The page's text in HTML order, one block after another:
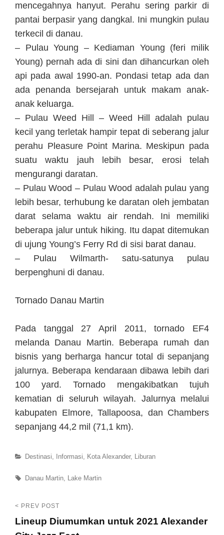
mencegahnya hanyut. Perahu sering parkir di
pantai berpasir yang dangkal. Ini mungkin pulau
terkecil di danau.
– Pulau Young – Kediaman Young (feri milik
Young) pernah ada di sini dan dihancurkan oleh
api pada awal 1990-an. Pondasi tetap ada dan
ada penanda bersejarah untuk makam anak-
anak keluarga.
– Pulau Weed Hill – Weed Hill adalah pulau
kecil yang terletak hampir tepat di seberang jalur
perahu Pleasure Point Marina. Meskipun pada
suatu waktu jauh lebih besar, erosi telah
mengurangi daratan.
– Pulau Wood – Pulau Wood adalah pulau yang
lebih besar, terhubung ke daratan oleh jembatan
darat selama waktu air rendah. Ini memiliki
beberapa jalur untuk hiking. Itu dapat ditemukan
di ujung Young’s Ferry Rd di sisi barat danau.
– Pulau Wilmarth- satu-satunya pulau
berpenghuni di danau.
Tornado Danau Martin
Pada tanggal 27 April 2011, tornado EF4
melanda Danau Martin. Beberapa rumah dan
bisnis yang berharga hancur total di sepanjang
jalurnya. Beberapa kendaraan dibawa lebih dari
100 yard. Tornado mengakibatkan tujuh
kematian di seluruh wilayah. Jalurnya melalui
kabupaten Elmore, Tallapoosa, dan Chambers
sepanjang 44,2 mil (71,1 km).
Categories
Destinasi, Informasi, Kota Alexander, Liburan
Tags
Danau Martin, Lake Martin
Post
navigation
< PREV POST
Lineup Diumumkan untuk 2021 Alexander